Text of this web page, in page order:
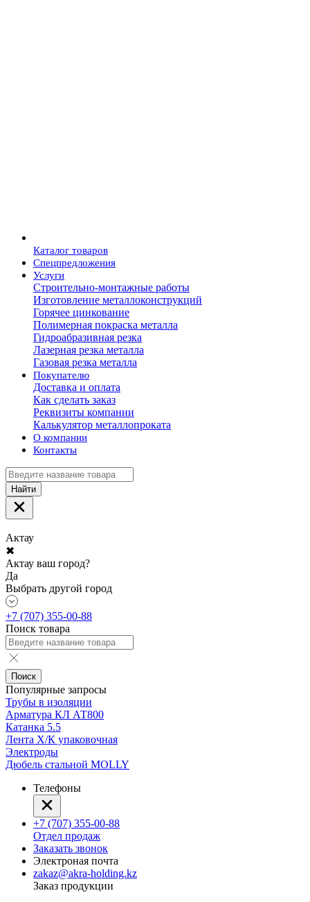
Каталог товаров
Спецпредложения
Услуги
Строительно-монтажные работы
Изготовление металлоконструкций
Горячее цинкование
Полимерная покраска металла
Гидроабразивная резка
Лазерная резка металла
Газовая резка металла
Покупателю
Доставка и оплата
Как сделать заказ
Реквизиты компании
Калькулятор металлопроката
О компании
Контакты
Найти
Актау
✖
Актау ваш город?
Да
Выбрать другой город
+7 (707) 355-00-88
Поиск товара
Поиск
Популярные запросы
Трубы в изоляции
Арматура КЛ АТ800
Катанка 5.5
Лента Х/К упаковочная
Электроды
Дюбель стальной MOLLY
Телефоны
+7 (707) 355-00-88
Отдел продаж
Заказать звонок
Электроная почта
zakaz@akra-holding.kz
Заказ продукции